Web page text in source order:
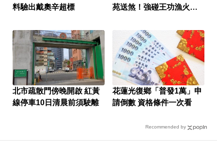
料驗出戴奧辛超標
苑送煞！強碰王功漁火節
北市疏散門傍晚開啟 紅黃
線停車10日清晨前須駛離
花蓮光復鄉「普發1萬」申
請倒數 資格條件一次看
Recommended by